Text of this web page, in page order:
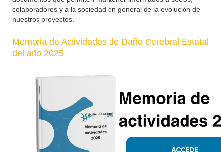
colaboradores y a la sociedad en general de la evolución de
nuestros proyectos.
Memoria de Actividades de Daño Cerebral Estatal
del año 2025